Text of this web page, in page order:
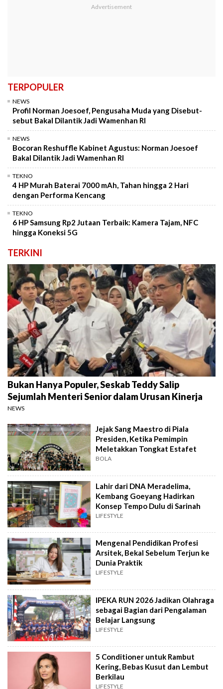
TERPOPULER
NEWS
Profil Norman Joesoef, Pengusaha Muda yang Disebut-
sebut Bakal Dilantik Jadi Wamenhan RI
NEWS
Bocoran Reshuffle Kabinet Agustus: Norman Joesoef
Bakal Dilantik Jadi Wamenhan RI
TEKNO
4 HP Murah Baterai 7000 mAh, Tahan hingga 2 Hari
dengan Performa Kencang
TEKNO
6 HP Samsung Rp2 Jutaan Terbaik: Kamera Tajam, NFC
hingga Koneksi 5G
TERKINI
Bukan Hanya Populer, Seskab Teddy Salip
Sejumlah Menteri Senior dalam Urusan Kinerja
NEWS
Jejak Sang Maestro di Piala
Presiden, Ketika Pemimpin
Meletakkan Tongkat Estafet
BOLA
Lahir dari DNA Meradelima,
Kembang Goeyang Hadirkan
Konsep Tempo Dulu di Sarinah
LIFESTYLE
Mengenal Pendidikan Profesi
Arsitek, Bekal Sebelum Terjun ke
Dunia Praktik
LIFESTYLE
IPEKA RUN 2026 Jadikan Olahraga
sebagai Bagian dari Pengalaman
Belajar Langsung
LIFESTYLE
5 Conditioner untuk Rambut
Kering, Bebas Kusut dan Lembut
Berkilau
LIFESTYLE